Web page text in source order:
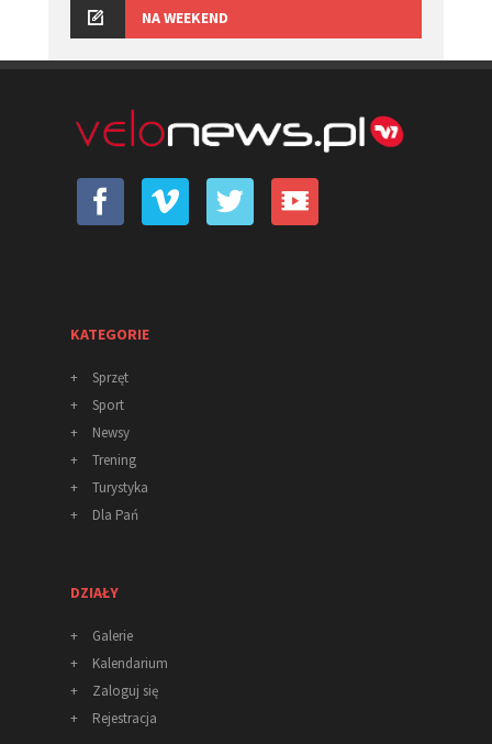
NA WEEKEND
KATEGORIE
+
Sprzęt
+
Sport
+
Newsy
+
Trening
+
Turystyka
+
Dla Pań
DZIAŁY
+
Galerie
+
Kalendarium
+
Zaloguj się
+
Rejestracja